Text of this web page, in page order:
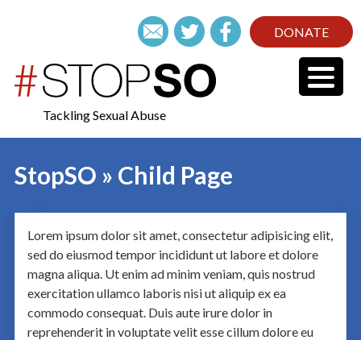
DONATE
Tackling Sexual Abuse
StopSO » Child Page
Lorem ipsum dolor sit amet, consectetur adipisicing elit,
sed do eiusmod tempor incididunt ut labore et dolore
magna aliqua. Ut enim ad minim veniam, quis nostrud
exercitation ullamco laboris nisi ut aliquip ex ea
commodo consequat. Duis aute irure dolor in
reprehenderit in voluptate velit esse cillum dolore eu